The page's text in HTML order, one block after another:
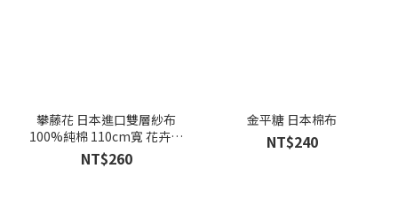
攀藤花 日本進口雙層紗布
100%純棉 110cm寬 花卉印
花
NT$260
金平糖 日本棉布
NT$240